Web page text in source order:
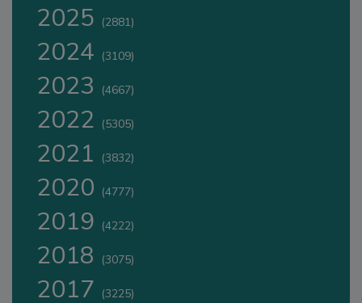
2025 (2881)
2024 (3109)
2023 (4667)
2022 (5305)
2021 (3832)
2020 (4777)
2019 (4222)
2018 (3075)
2017 (3225)